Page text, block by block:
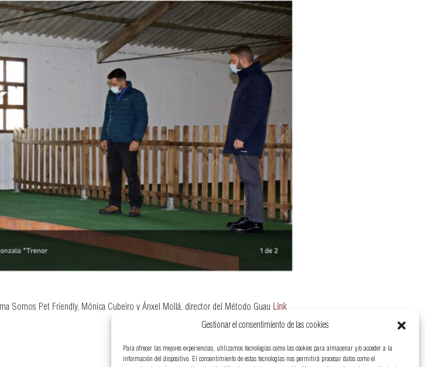
Gestionar el consentimiento de las cookies
Para ofrecer las mejores experiencias, utilizamos tecnologías como las cookies para almacenar y/o acceder a la
información del dispositivo. El consentimiento de estas tecnologías nos permitirá procesar datos como el
Somos Pet Friendly, Mónica Cubeiro y Ánxel Mollá, director del Método Guau Link